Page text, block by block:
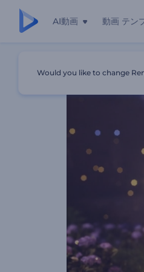
AI動画 動画 テン
Would you like to change